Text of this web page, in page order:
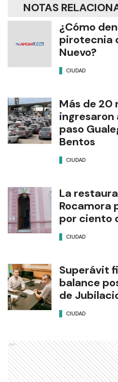
NOTAS
¿Cómo
pirotecnia
Nuevo?
CIUDAD
Más de 20
ingresaron
paso
Bentos
CIUDAD
La
Rocamora
por ciento
CIUDAD
Superávit
balance
de
CIUDAD
Ads